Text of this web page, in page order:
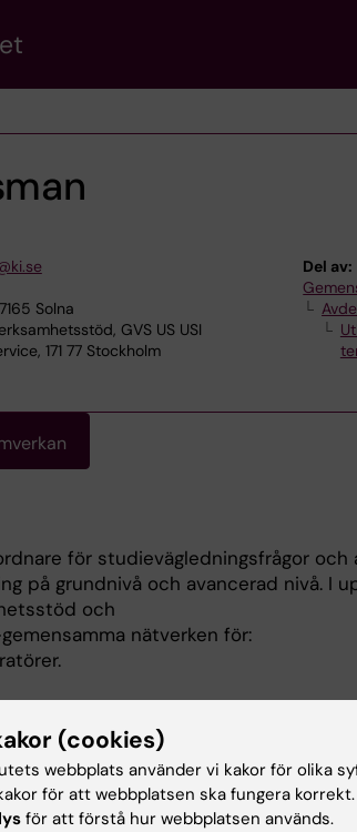
Solna
GVS US USI
171 77 Stockholm
Del av:
för studievägledningsfrågor och
på grundnivå och avancerad nivå. I
och
nätverken för:
i Region Stockhgolms EK
utan svenskt personnummer
(cookies)
webbplats använder vi kakor för olika
för att webbplatsen ska fungera korrekt.
för att förstå hur webbplatsen används.